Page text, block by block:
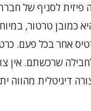
לסניף של
כמובן טרטור,
שרכשתם. אין